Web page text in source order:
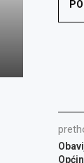
Zovko
Zovko
Oglas
Oglas